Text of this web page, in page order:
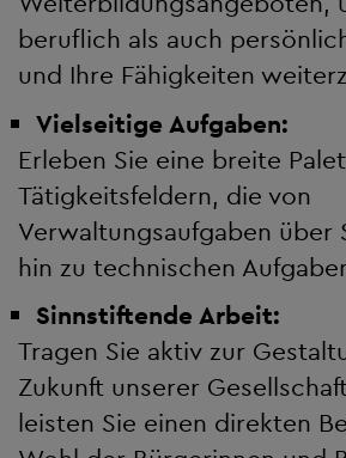
beruflich als auch
und Ihre Fähigkeiten
Vielseitige Aufgaben:
Erleben Sie eine breite
Tätigkeitsfeldern, die von
Verwaltungsaufgaben über
hin zu technischen
Tragen Sie aktiv zur
Zukunft unserer
leisten Sie einen direkten